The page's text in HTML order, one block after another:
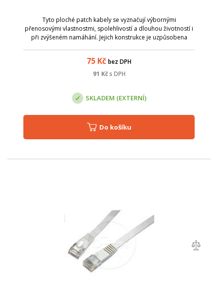
Tyto ploché patch kabely se vyznačují výbornými
přenosovými vlastnostmi, spolehlivostí a dlouhou životností i
při zvýšeném namáhání. Jejich konstrukce je uzpůsobena
75 Kč bez DPH
91 Kč s DPH
SKLADEM (EXTERNÍ)
Do košíku